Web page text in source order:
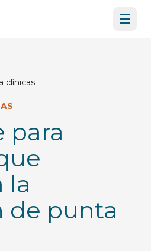
clínicas
para
la
de punta